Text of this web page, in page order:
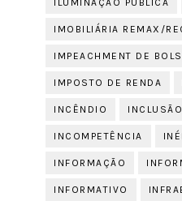
ILUMINAÇÃO PÚBLICA
IMOBILIÁRIA REMAX/
IMPEACHMENT DE
IMPOSTO DE RENDA
INCÊNDIO
INCOMPETÊNCIA
INFORMAÇÃO
INFORMATIVO